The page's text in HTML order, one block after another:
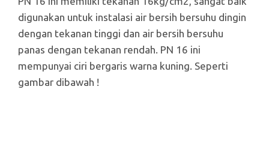
digunakan untuk instalasi air bersih bersuhu dingin
dengan tekanan tinggi dan air bersih bersuhu
panas dengan tekanan rendah. PN 16 ini
mempunyai ciri bergaris warna kuning. Seperti
gambar dibawah !